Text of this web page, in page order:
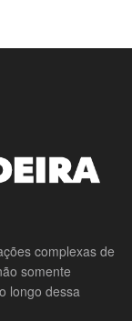
complexas de
somente
longo dessa